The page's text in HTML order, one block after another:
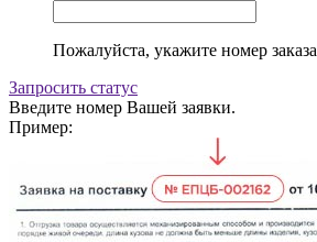
Пожалуйста, укажите номер заказа
Запросить статус
Введите номер Вашей заявки.
Пример: